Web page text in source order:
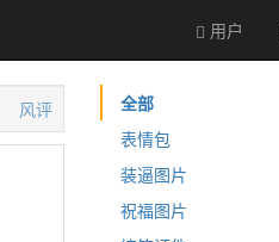
用户
风评
全部
表情包
装逼图片
祝福图片